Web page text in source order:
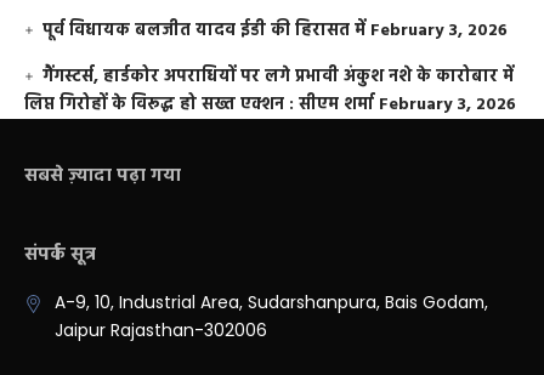
पूर्व विधायक बलजीत यादव ईडी की हिरासत में February 3, 2026
गैंगस्टर्स, हार्डकोर अपराधियों पर लगे प्रभावी अंकुश नशे के कारोबार में
लिप्त गिरोहों के विरूद्ध हो सख्त एक्शन : सीएम शर्मा February 3, 2026
सबसे ज़्यादा पढ़ा गया
संपर्क सूत्र
A-9, 10, Industrial Area, Sudarshanpura, Bais Godam,
Jaipur Rajasthan-302006